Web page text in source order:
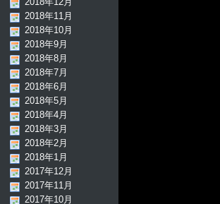
2018年11月
2018年10月
2018年9月
2018年8月
2018年7月
2018年6月
2018年5月
2018年4月
2018年3月
2018年2月
2018年1月
2017年12月
2017年11月
2017年10月